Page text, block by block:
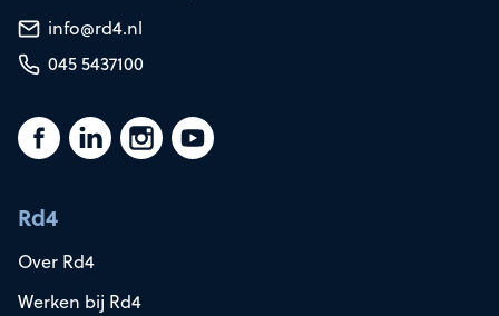
info@rd4.nl
045 5437100
Rd4
Over Rd4
Werken bij Rd4